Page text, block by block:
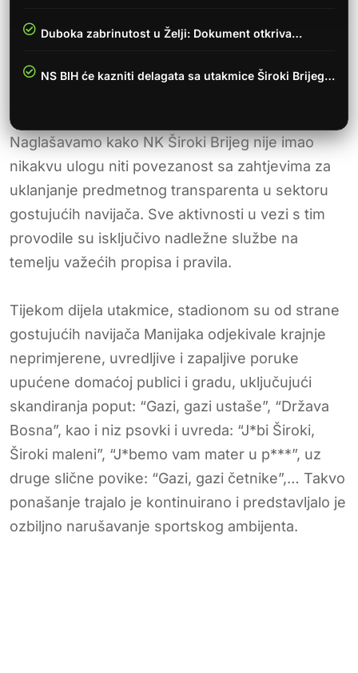
Duboka zabrinutost u Želji: Dokument otkriva…
NS BIH će kazniti delagata sa utakmice Široki Brijeg…
Naglašavamo kako NK Široki Brijeg nije imao
nikakvu ulogu niti povezanost sa zahtjevima za
uklanjanje predmetnog transparenta u sektoru
gostujućih navijača. Sve aktivnosti u vezi s tim
provodile su isključivo nadležne službe na
temelju važećih propisa i pravila.
Tijekom dijela utakmice, stadionom su od strane
gostujućih navijača Manijaka odjekivale krajnje
neprimjerene, uvredljive i zapaljive poruke
upućene domaćoj publici i gradu, uključujući
skandiranja poput: “Gazi, gazi ustaše”, “Država
Bosna”, kao i niz psovki i uvreda: “J*bi Široki,
Široki maleni”, “J*bemo vam mater u p***”, uz
druge slične povike: “Gazi, gazi četnike”,… Takvo
ponašanje trajalo je kontinuirano i predstavljalo je
ozbiljno narušavanje sportskog ambijenta.